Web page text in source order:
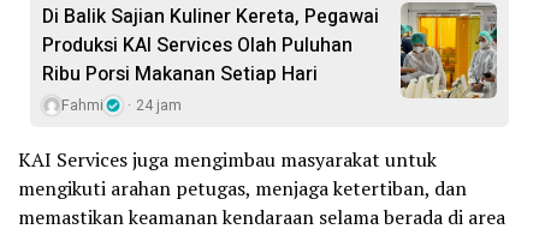
Di Balik Sajian Kuliner Kereta, Pegawai
Produksi KAI Services Olah Puluhan
Ribu Porsi Makanan Setiap Hari
Fahmi 24 jam
KAI Services juga mengimbau masyarakat untuk
mengikuti arahan petugas, menjaga ketertiban, dan
memastikan keamanan kendaraan selama berada di area